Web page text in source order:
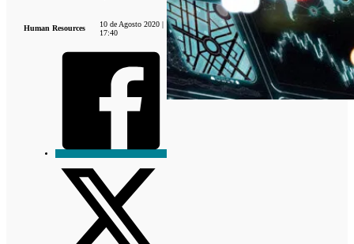
Human Resources
10 de Agosto 2020 |
17:40